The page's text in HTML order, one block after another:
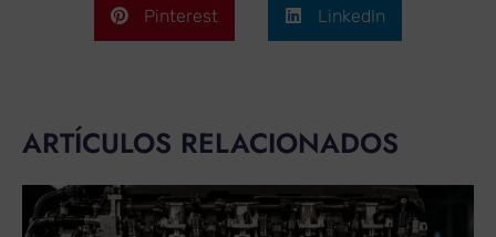
Pinterest LinkedIn
ARTÍCULOS RELACIONADOS